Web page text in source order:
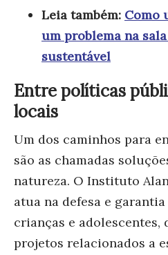
Leia também: Como
um problema na
sustentável
Entre políticas
locais
Um dos caminhos para
são as chamadas
natureza. O Instituto
atua na defesa e
crianças e adolescentes,
projetos relacionados a